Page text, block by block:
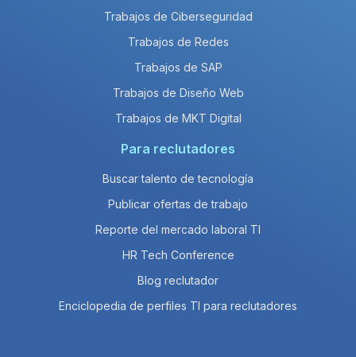
Trabajos de Ciberseguridad
Trabajos de Redes
Trabajos de SAP
Trabajos de Diseño Web
Trabajos de MKT Digital
Para reclutadores
Buscar talento de tecnología
Publicar ofertas de trabajo
Reporte del mercado laboral TI
HR Tech Conference
Blog reclutador
Enciclopedia de perfiles TI para reclutadores